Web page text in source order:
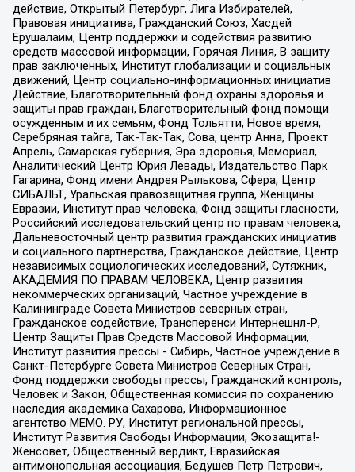
действие, Открытый Петербург, Лига Избирателей,
Правовая инициатива, Гражданский Союз, Хасдей
Ерушалаим, Центр поддержки и содействия развитию
средств массовой информации, Горячая Линия, В защиту
прав заключенных, Институт глобализации и социальных
движений, Центр социально-информационных инициатив
Действие, Благотворительный фонд охраны здоровья и
защиты прав граждан, Благотворительный фонд помощи
осужденным и их семьям, Фонд Тольятти, Новое время,
Серебряная тайга, Так-Так-Так, Сова, центр Анна, Проект
Апрель, Самарская губерния, Эра здоровья, Мемориал,
Аналитический Центр Юрия Левады, Издательство Парк
Гагарина, Фонд имени Андрея Рылькова, Сфера, Центр
СИБАЛЬТ, Уральская правозащитная группа, Женщины
Евразии, Институт прав человека, Фонд защиты гласности,
Российский исследовательский центр по правам человека,
Дальневосточный центр развития гражданских инициатив
и социального партнерства, Гражданское действие, Центр
независимых социологических исследований, Сутяжник,
АКАДЕМИЯ ПО ПРАВАМ ЧЕЛОВЕКА, Центр развития
некоммерческих организаций, Частное учреждение в
Калининграде Совета Министров северных стран,
Гражданское содействие, Трансперенси Интернешнл-Р,
Центр Защиты Прав Средств Массовой Информации,
Институт развития прессы - Сибирь, Частное учреждение в
Санкт-Петербурге Совета Министров Северных Стран,
Фонд поддержки свободы прессы, Гражданский контроль,
Человек и Закон, Общественная комиссия по сохранению
наследия академика Сахарова, Информационное
агентство МЕМО. РУ, Институт региональной прессы,
Институт Развития Свободы Информации, Экозащита!-
Женсовет, Общественный вердикт, Евразийская
антимонопольная ассоциация, Бедушев Петр Петрович,